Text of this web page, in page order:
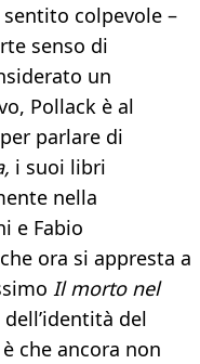
colpevole –
senso di
un
Pollack è al
parlare di
i suoi libri
nella
e Fabio
ora si appresta a
Il morto nel
del
che ancora non